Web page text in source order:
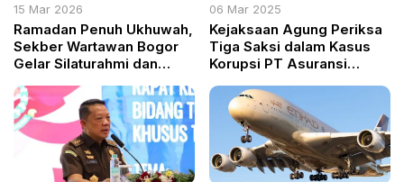
15 Mar 2026
Ramadan Penuh Ukhuwah,
Sekber Wartawan Bogor
Gelar Silaturahmi dan
06 Mar 2025
Kejaksaan Agung Periksa
Tiga Saksi dalam Kasus
Korupsi PT Asuransi